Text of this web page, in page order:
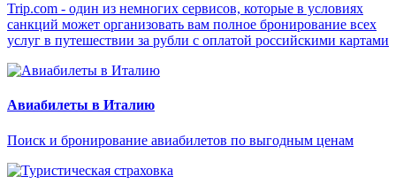
Trip.com - один из немногих сервисов, которые в условиях
санкций может организовать вам полное бронирование всех
услуг в путешествии за рубли с оплатой российскими картами
Авиабилеты в Италию
Поиск и бронирование авиабилетов по выгодным ценам